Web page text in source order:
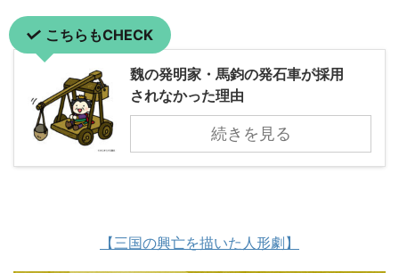
こちらもCHECK
魏の発明家・馬鈞の発石車が採用
されなかった理由
続きを見る
【三国の興亡を描いた人形劇】